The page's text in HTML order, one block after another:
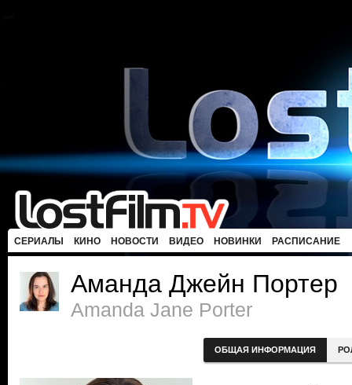
СЕРИАЛЫ КИНО НОВОСТИ ВИДЕО НОВИНКИ РАСПИСАНИЕ
Аманда Джейн Портер
Amanda Jane Porter
ОБЩАЯ ИНФОРМАЦИЯ